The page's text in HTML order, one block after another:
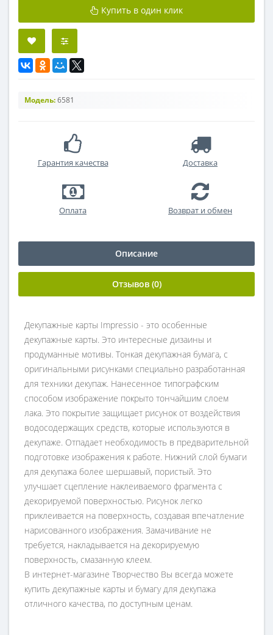
Купить в один клик
Модель:6581
Гарантия качества Доставка
Оплата Возврат и обмен
Описание
Отзывов (0)
Декупажные карты Impressio - это особенные
декупажные карты. Это интересные дизаины и
продуманные мотивы. Тонкая декупажная бумага, с
оригинальными рисунками специально разработанная
для техники декупаж. Нанесенное типографским
способом изображение покрыто тончайшим слоем
лака. Это покрытие защищает рисунок от воздействия
водосодержащих средств, которые используются в
декупаже. Отпадает необходимость в предварительной
подготовке изображения к работе. Нижний слой бумаги
для декупажа более шершавый, пористый. Это
улучшает сцепление наклеиваемого фрагмента с
декорируемой поверхностью. Рисунок легко
приклеивается на поверхность, создавая впечатление
нарисованного изображения. Замачивание не
требуется, накладывается на декорируемую
поверхность, смазанную клеем.
В интернет-магазине Творчество Вы всегда можете
купить декупажные карты и бумагу для декупажа
отличного качества, по доступным ценам.